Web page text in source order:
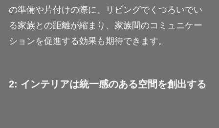
の準備や片付けの際に、リビングでくつろいでい
る家族との距離が縮まり、家族間のコミュニケー
ションを促進する効果も期待できます。
2: インテリアは統一感のある空間を創出する